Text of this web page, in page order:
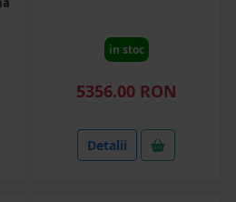
in stoc
5356.00 RON
Detalii